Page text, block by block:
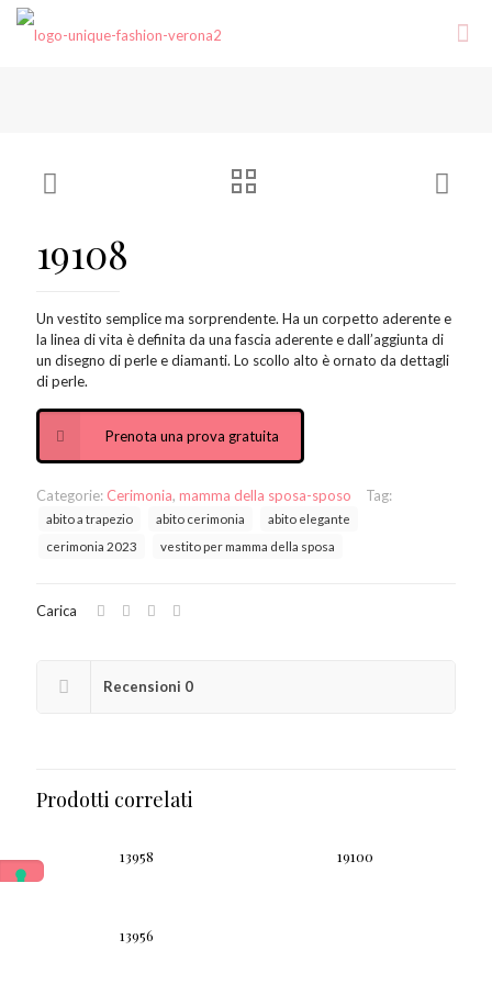
19108
Un vestito semplice ma sorprendente. Ha un corpetto aderente e
la linea di vita è definita da una fascia aderente e dall’aggiunta di
un disegno di perle e diamanti. Lo scollo alto è ornato da dettagli
di perle.
Prenota una prova gratuita
Categorie: Cerimonia, mamma della sposa-sposo Tag:
abito a trapezio abito cerimonia
abito elegante
cerimonia 2023
vestito per mamma della sposa
Carica
Recensioni 0
Prodotti correlati
13958 19100
13956